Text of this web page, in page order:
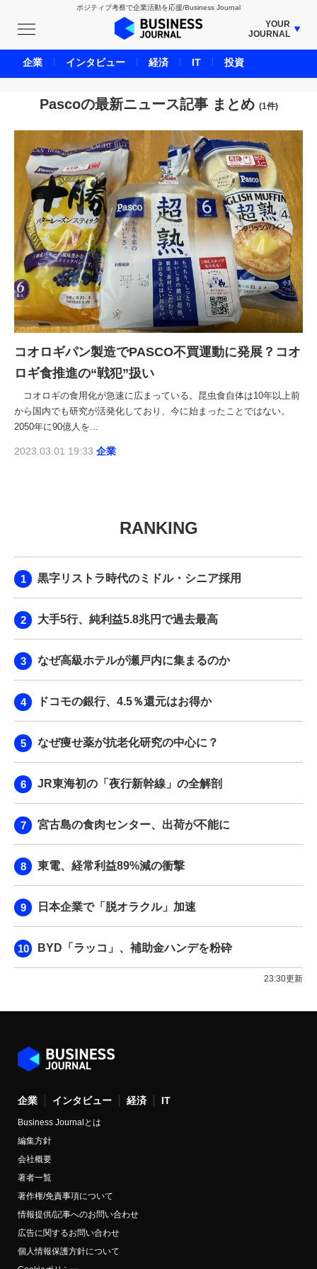
ポジティブ考察で企業活動を応援/Business Journal
YOUR
JOURNAL
BUSINESS JOURNAL
UNICORN JOURNAL
CARBON CREDITS JOURNAL
ENERGY MANAGEMENT JOURNAL
INBOUND JOURNAL
LIFE ENDING JOURNAL
AI JOURNAL
REAL ESTATE BROKERAGE JOURNAL
SMART MARKETING JOURNAL
BPaaS JOURNAL
ADOPTABLE DOG JOURNAL
Pascoの最新ニュース記事 まとめ (1件)
コオロギパン製造でPASCO不買運動に発展？コオ
ロギ食推進の“戦犯”扱い
コオロギの食用化が急速に広まっている。昆虫食自体は10年以上前
から国内でも研究が活発化しており、今に始まったことではない。
2050年に90億人を...
2023.03.01 19:33 企業
RANKING
黒字リストラ時代のミドル・シニア採用
大手5行、純利益5.8兆円で過去最高
なぜ高級ホテルが瀬戸内に集まるのか
ドコモの銀行、4.5％還元はお得か
なぜ痩せ薬が抗老化研究の中心に？
JR東海初の「夜行新幹線」の全解剖
宮古島の食肉センター、出荷が不能に
東電、経常利益89%減の衝撃
日本企業で「脱オラクル」加速
BYD「ラッコ」、補助金ハンデを粉砕
23:30更新
企業 インタビュー 経済 IT
Business Journalとは
編集方針
会社概要
著者一覧
著作権/免責事項について
情報提供/記事へのお問い合わせ
広告に関するお問い合わせ
個人情報保護方針について
企業 インタビュー 経済 IT 投資